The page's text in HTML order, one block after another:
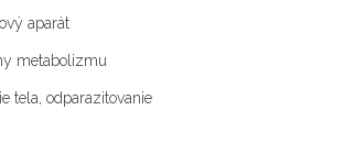
aparát
metabolizmu
tela, odparazitovanie